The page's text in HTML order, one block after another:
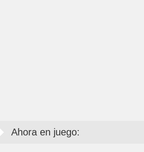
Ahora en juego: